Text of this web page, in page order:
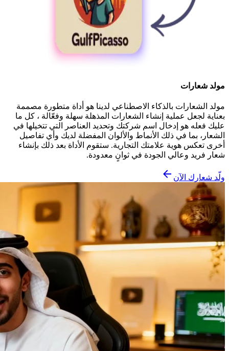
مولد شعارات
مولد الشعارات بالذكاء الاصطناعي لدينا هو أداة متطورة مصممة
بعناية لجعل عملية إنشاء الشعارات المذهلة سهلة وفعّالة ، كل ما
عليك فعله هو إدخال اسم شركتك وتحديد العناصر التي تتخيلها في
الشعار، بما في ذلك الأنماط والألوان المفضلة لديك وأي تفاصيل
أخرى تعكس هوية علامتك التجارية. ستقوم الأداة بعد ذلك بإنشاء
شعار فريد وعالي الجودة في ثوانٍ معدودة.
ولّد شعارك الآن